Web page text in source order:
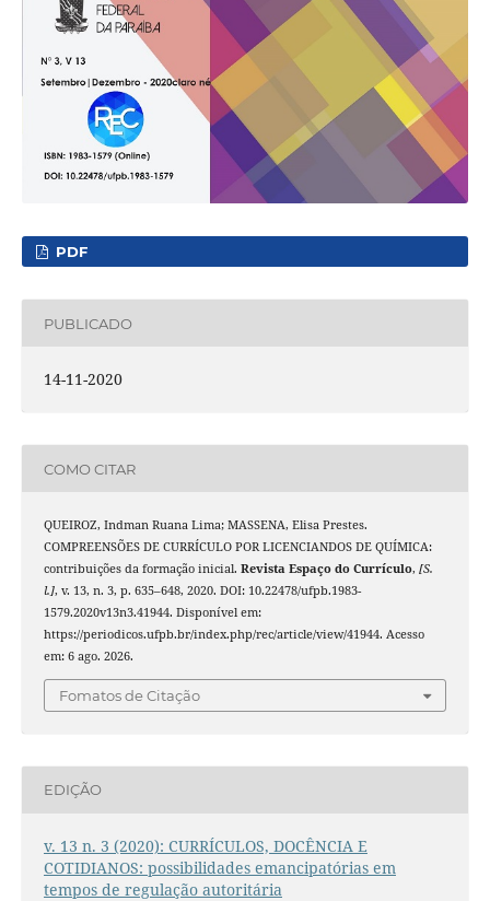
PDF
PUBLICADO
14-11-2020
COMO CITAR
QUEIROZ, Indman Ruana Lima; MASSENA, Elisa Prestes.
COMPREENSÕES DE CURRÍCULO POR LICENCIANDOS DE QUÍMICA:
contribuições da formação inicial. Revista Espaço do Currículo, [S.
l.], v. 13, n. 3, p. 635–648, 2020. DOI: 10.22478/ufpb.1983-
1579.2020v13n3.41944. Disponível em:
https://periodicos.ufpb.br/index.php/rec/article/view/41944. Acesso
em: 6 ago. 2026.
Fomatos de Citação
EDIÇÃO
v. 13 n. 3 (2020): CURRÍCULOS, DOCÊNCIA E
COTIDIANOS: possibilidades emancipatórias em
tempos de regulação autoritária